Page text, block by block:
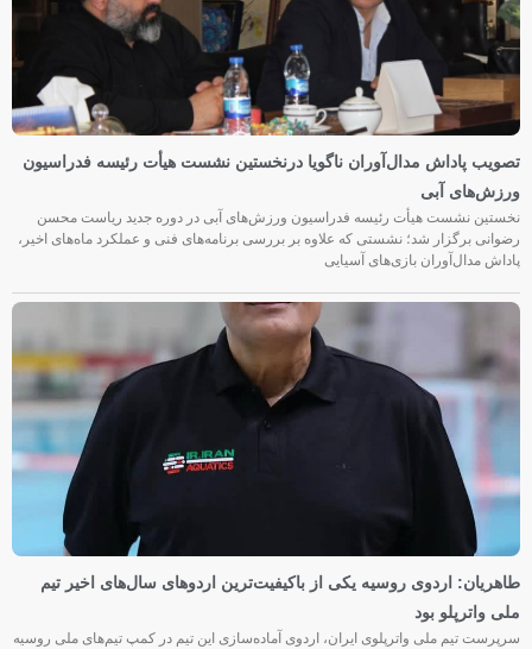
تصویب پاداش مدال‌آوران ناگویا درنخستین نشست هیأت رئیسه فدراسیون
ورزش‌های آبی
نخستین نشست هیأت رئیسه فدراسیون ورزش‌های آبی در دوره جدید ریاست محسن
رضوانی برگزار شد؛ نشستی که علاوه بر بررسی برنامه‌های فنی و عملکرد ماه‌های اخیر،
پاداش مدال‌آوران بازی‌های آسیایی
طاهریان: اردوی روسیه یکی از باکیفیت‌ترین اردوهای سال‌های اخیر تیم
ملی واترپلو بود
سرپرست تیم ملی واترپلوی ایران، اردوی آماده‌سازی این تیم در کمپ تیم‌های ملی روسیه